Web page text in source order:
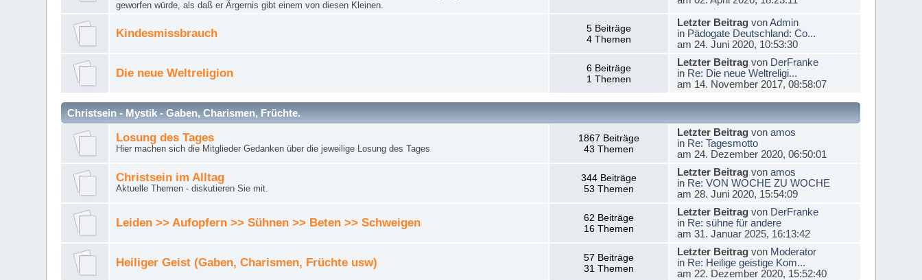
geworfen würde, als daß er Ärgernis gibt einem von diesen Kleinen.
Kindesmissbrauch
5 Beiträge
4 Themen
Letzter BeitragvonAdmin
in Pädogate Deutschland: Co...
am 24. Juni 2020, 10:53:30
Die neue Weltreligion
6 Beiträge
1 Themen
Letzter Beitragvon DerFranke
in Re: Die neue Weltreligi...
am 14. November 2017, 08:58:07
Christsein - Mystik - Gaben, Charismen, Früchte.
Losung des Tages
Hier machen sich die Mitglieder Gedanken über die jeweilige Losung des Tages
1867 Beiträge
43 Themen
Letzter Beitragvon amos
in Re: Tagesmotto
am 24. Dezember 2020, 06:50:01
Christsein im Alltag
Aktuelle Themen - diskutieren Sie mit.
344 Beiträge
53 Themen
Letzter Beitragvon amos
in Re: VON WOCHE ZU WOCHE
am 28. Juni 2020, 15:54:09
Leiden >> Aufopfern >> Sühnen >> Beten >> Schweigen
62 Beiträge
16 Themen
Letzter Beitragvon DerFranke
in Re: sühne für andere
am 31. Januar 2025, 16:13:42
Heiliger Geist (Gaben, Charismen, Früchte usw)
57 Beiträge
31 Themen
Letzter Beitragvon Moderator
in Re: Heilige geistige Kom...
am 22. Dezember 2020, 15:52:40